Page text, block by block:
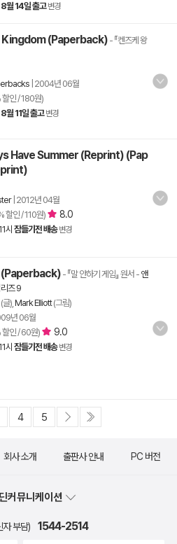
8월 14일 출고 변경
(Paperback) - 『켄즈케 왕
2004년 06월
인 / 180원)
8월 11일 출고 변경
Have Summer (Reprint) (Pap
| 2012년 04월
할인 / 110원) 8.0
시 잠들기전 배송 변경
- 『말 안하기 게임』 원서 - 앤
즈 9
(글), Mark Elliott(그림)
년 06월
인 / 60원) 9.0
시 잠들기전 배송 변경
4 5
회사 소개 출판사 안내 PC 버전
커뮤니케이션
자 부담) 1544-2514